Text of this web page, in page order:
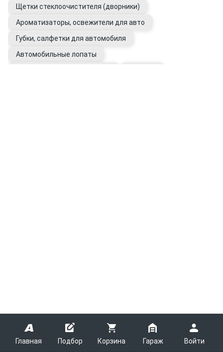
Главная Подбор Корзина Гараж Войти
Щетки стеклоочистителя (дворники)
Ароматизаторы, освежители для авто
Губки, салфетки для автомобиля
Автомобильные лопаты